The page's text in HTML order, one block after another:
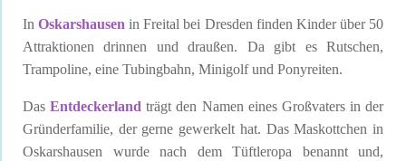
InOskarshausenin Freital bei Dresden finden Kinder über 50
Attraktionen drinnen und draußen. Da gibt es Rutschen,
Trampoline, eine Tubingbahn, Minigolf und Ponyreiten.
DasEntdeckerlandträgt den Namen eines Großvaters in der
Gründerfamilie, der gerne gewerkelt hat. Das Maskottchen in
Oskarshausen wurde nach dem Tüftleropa benannt und,